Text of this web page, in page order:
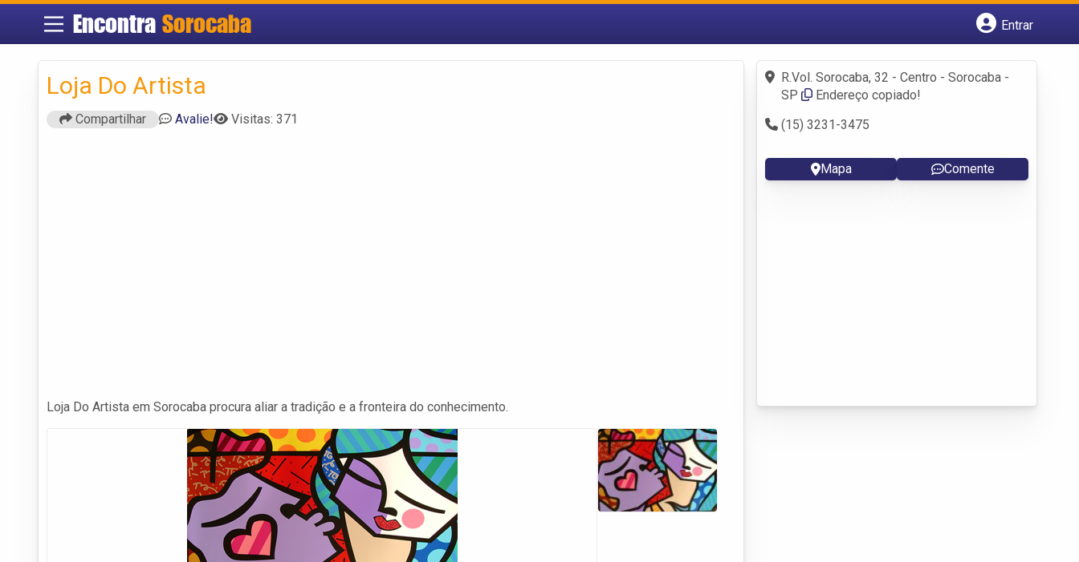
Encontra Sorocaba
Entrar
Fazer login
Criar conta
Loja Do Artista
Compartilhar Avalie! Visitas: 371
Loja Do Artista em Sorocaba procura aliar a tradição e a fronteira do conhecimento.
R.Vol. Sorocaba, 32 - Centro - Sorocaba -
SP
Endereço copiado!
(15) 3231-3475
Mapa Comente